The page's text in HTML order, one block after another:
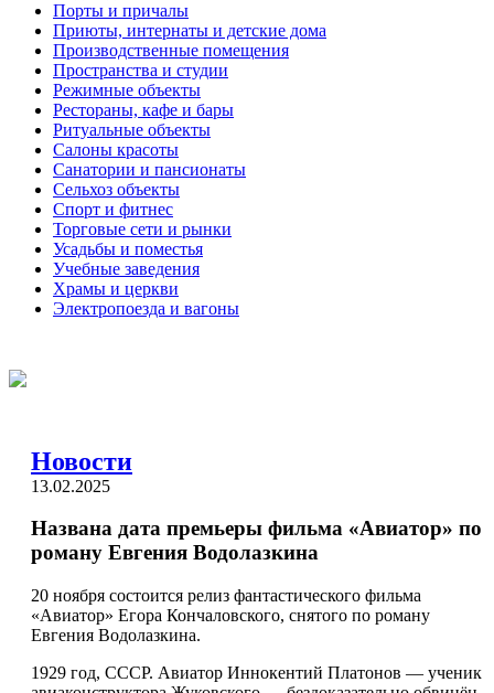
Порты и причалы
Приюты, интернаты и детские дома
Производственные помещения
Пространства и студии
Режимные объекты
Рестораны, кафе и бары
Ритуальные объекты
Салоны красоты
Санатории и пансионаты
Сельхоз объекты
Спорт и фитнес
Торговые сети и рынки
Усадьбы и поместья
Учебные заведения
Храмы и церкви
Электропоезда и вагоны
Новости
13.02.2025
Названа дата премьеры фильма «Авиатор» по
роману Евгения Водолазкина
20 ноября состоится релиз фантастического фильма
«Авиатор» Егора Кончаловского, снятого по роману
Евгения Водолазкина.
1929 год, СССР. Авиатор Иннокентий Платонов — ученик